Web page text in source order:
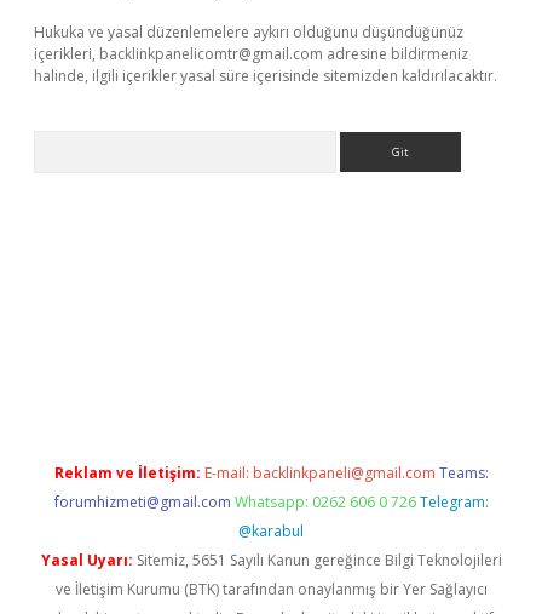
Hukuka ve yasal düzenlemelere aykırı olduğunu düşündüğünüz
içerikleri, backlinkpanelicomtr@gmail.com adresine bildirmeniz
halinde, ilgili içerikler yasal süre içerisinde sitemizden kaldırılacaktır.
Reklam ve İletişim: E-mail: backlinkpaneli@gmail.com Teams:
forumhizmeti@gmail.com Whatsapp: 0262 606 0 726 Telegram:
@karabul
Yasal Uyarı: Sitemiz, 5651 Sayılı Kanun gereğince Bilgi Teknolojileri
ve İletişim Kurumu (BTK) tarafından onaylanmış bir Yer Sağlayıcı